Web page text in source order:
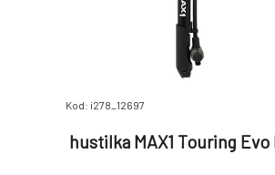
Kod: i278_12697
hustilka MAX1 Touring Evo